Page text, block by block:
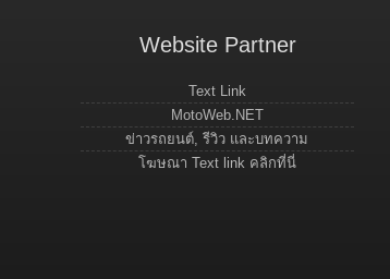
Website Partner
Text Link
MotoWeb.NET
ข่าวรถยนต์, รีวิว และบทความ
โฆษณา Text link คลิกที่นี่